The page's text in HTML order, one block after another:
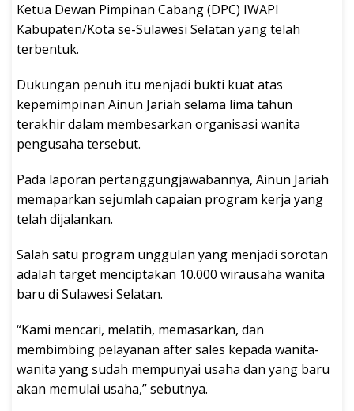
Ketua Dewan Pimpinan Cabang (DPC) IWAPI
Kabupaten/Kota se-Sulawesi Selatan yang telah
terbentuk.
Dukungan penuh itu menjadi bukti kuat atas
kepemimpinan Ainun Jariah selama lima tahun
terakhir dalam membesarkan organisasi wanita
pengusaha tersebut.
Pada laporan pertanggungjawabannya, Ainun Jariah
memaparkan sejumlah capaian program kerja yang
telah dijalankan.
Salah satu program unggulan yang menjadi sorotan
adalah target menciptakan 10.000 wirausaha wanita
baru di Sulawesi Selatan.
“Kami mencari, melatih, memasarkan, dan
membimbing pelayanan after sales kepada wanita-
wanita yang sudah mempunyai usaha dan yang baru
akan memulai usaha,” sebutnya.